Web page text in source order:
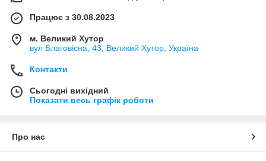
Працює з 30.08.2023
м. Великий Хутор
вул Благовісна, 43, Великий Хутор, Україна
Контакти
Сьогодні вихідний
Показати весь графік роботи
Про нас